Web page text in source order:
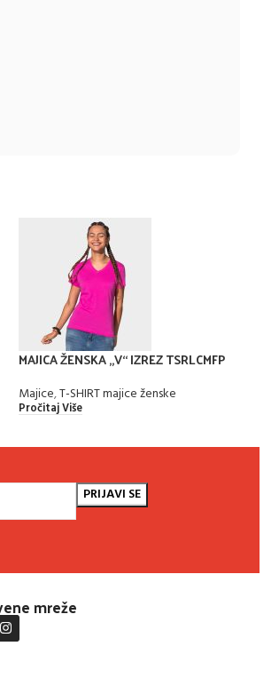
MAJICA ŽENSKA „V“ IZREZ TSRLCMFP
Majice,T-SHIRT majice ženske
Pročitaj Više
mreže